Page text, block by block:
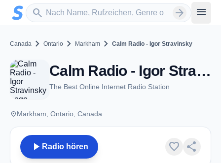
Zum Hauptinhalt springen
search
Sender suchen arrow_forward menu
Canada chevron_right Ontario chevron_right Markham chevron_right Calm Radio - Igor Stravinsky
Calm Radio - Igor Stravinsky - Markham, ON
The Best Online Internet Radio Station
placeMarkham, Ontario, Canada
play_arrow Radio hören favorite share